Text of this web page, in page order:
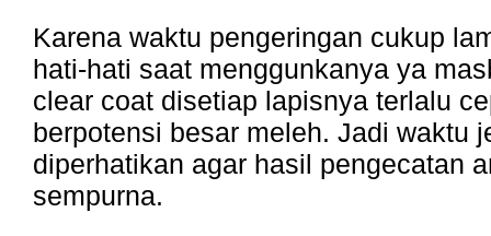
Karena waktu pengeringan cukup
hati-hati saat menggunkanya ya
clear coat disetiap lapisnya terlalu
berpotensi besar meleh. Jadi waktu
diperhatikan agar hasil pengecatan
sempurna.